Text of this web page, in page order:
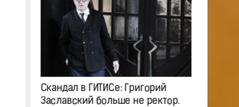
Скандал в ГИТИСе: Григорий
Заславский больше не ректор.